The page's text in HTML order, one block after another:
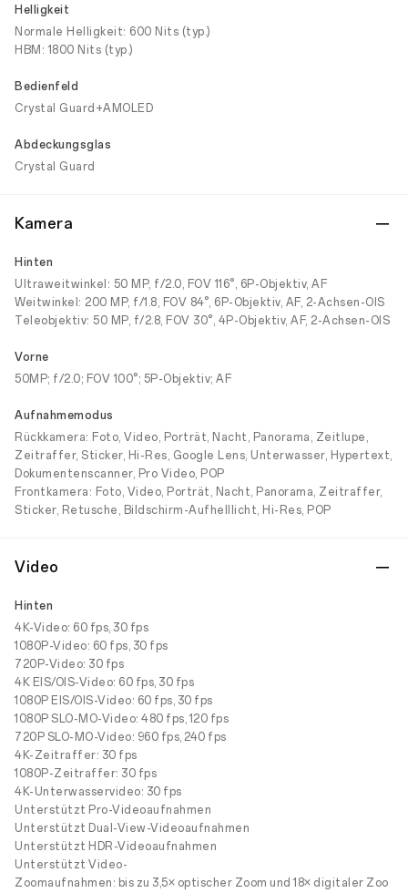
Helligkeit
Normale Helligkeit: 600 Nits (typ.)
HBM: 1800 Nits (typ.)
Bedienfeld
Crystal Guard+AMOLED
Abdeckungsglas
Crystal Guard
Kamera
Hinten
Ultraweitwinkel: 50 MP, f/2.0, FOV 116°, 6P-Objektiv, AF
Weitwinkel: 200 MP, f/1.8, FOV 84°, 6P-Objektiv, AF, 2-Achsen-OIS
Teleobjektiv: 50 MP, f/2.8, FOV 30°, 4P-Objektiv, AF, 2-Achsen-OIS
Vorne
50MP; f/2.0; FOV 100°; 5P-Objektiv; AF
Aufnahmemodus
Rückkamera: Foto, Video, Porträt, Nacht, Panorama, Zeitlupe,
Zeitraffer, Sticker, Hi-Res, Google Lens, Unterwasser, Hypertext,
Dokumentenscanner, Pro Video, POP
Frontkamera: Foto, Video, Porträt, Nacht, Panorama, Zeitraffer,
Sticker, Retusche, Bildschirm-Aufhelllicht, Hi-Res, POP
Video
Hinten
4K-Video: 60 fps, 30 fps
1080P-Video: 60 fps, 30 fps
720P-Video: 30 fps
4K EIS/OIS-Video: 60 fps, 30 fps
1080P EIS/OIS-Video: 60 fps, 30 fps
1080P SLO-MO-Video: 480 fps, 120 fps
720P SLO-MO-Video: 960 fps, 240 fps
4K-Zeitraffer: 30 fps
1080P-Zeitraffer: 30 fps
4K-Unterwasservideo: 30 fps
Unterstützt Pro-Videoaufnahmen
Unterstützt Dual-View-Videoaufnahmen
Unterstützt HDR-Videoaufnahmen
Unterstützt Video-
Zoomaufnahmen: bis zu 3,5× optischer Zoom und 18× digitaler Zoo